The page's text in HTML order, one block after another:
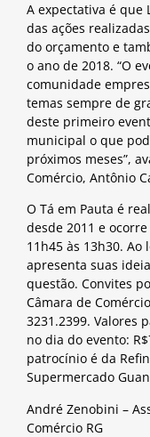
A expectativa é que
das ações
do orçamento e
o ano de 2018. “O
comunidade
temas sempre de
deste primeiro
municipal o que
próximos meses”,
Comércio, Antônio
O Tá em Pauta é
desde 2011 e
11h45 às 13h30.
apresenta suas
questão. Convites
Câmara de
3231.2399. Valores
no dia do evento:
patrocínio é da
Supermercado
André Zenobini –
Comércio RG